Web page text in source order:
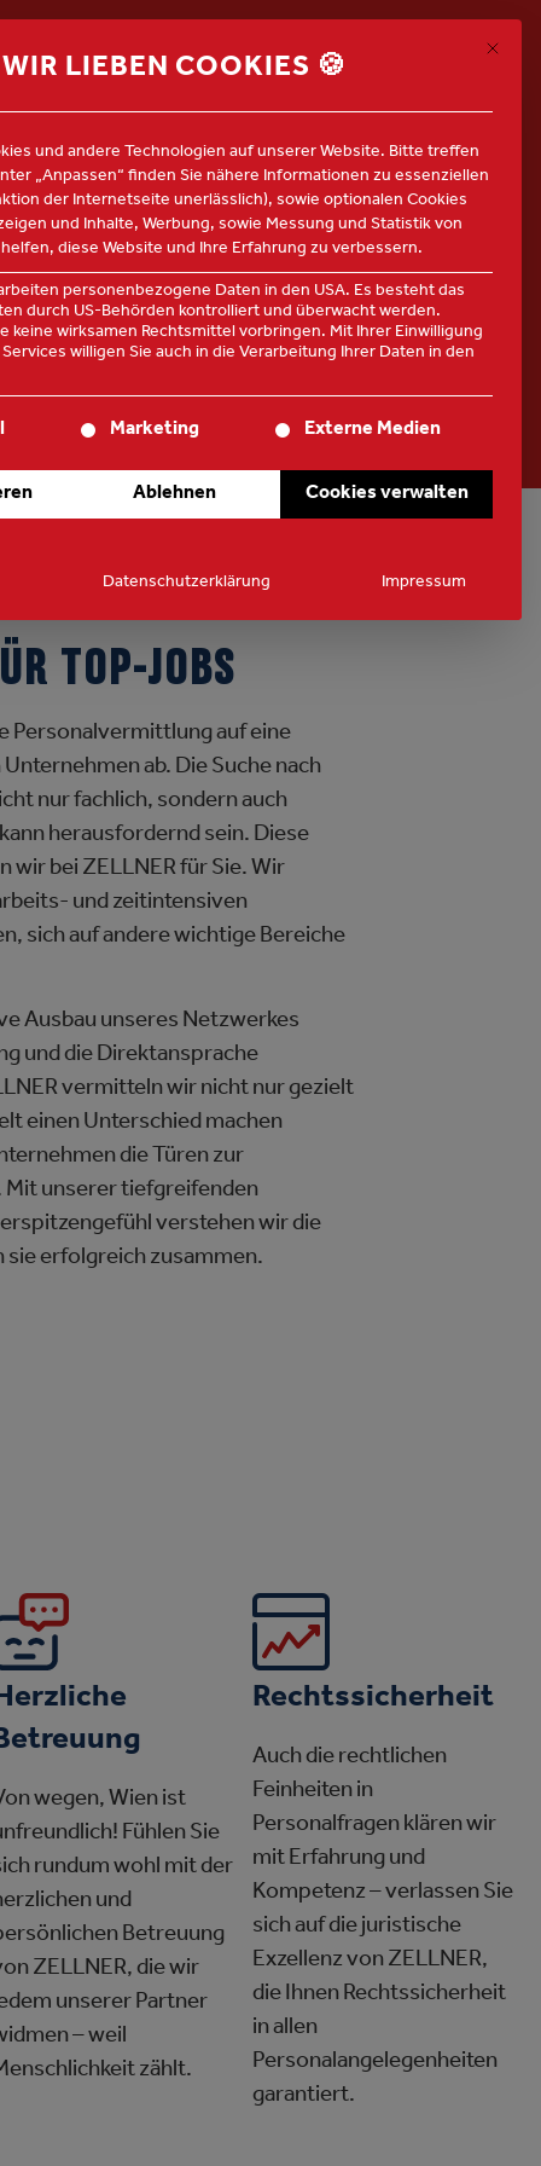
TOP-JOBS
Personalvermittlung auf eine
ab. Die Suche nach
nur fachlich, sondern auch
herausfordernd sein. Diese
bei ZELLNER für Sie. Wir
und zeitintensiven
sich auf andere wichtige Bereiche
Ausbau unseres Netzwerkes
und die Direktansprache
vermitteln wir nicht nur gezielt
einen Unterschied machen
die Türen zur
Mit unserer tiefgreifenden
verstehen wir die
sie erfolgreich zusammen.
wegen, Wien ist
Fühlen Sie
rundum wohl mit der
und
Betreuung
ZELLNER, die wir
unserer Partner
– weil
zählt.
Rechtssicherheit
Auch die rechtlichen
Feinheiten in
Personalfragen klären wir
mit Erfahrung und
Kompetenz – verlassen Sie
sich auf die juristische
Exzellenz von ZELLNER,
die Ihnen Rechtssicherheit
in allen
Personalangelegenheiten
garantiert.
Mit
WIR LIEBEN COOKIES 🍪
und andere Technologien auf unserer Website. Bitte treffen
„Anpassen“ finden Sie nähere Informationen zu essenziellen
der Internetseite unerlässlich), sowie optionalen Cookies
und Inhalte, Werbung, sowie Messung und Statistik von
diese Website und Ihre Erfahrung zu verbessern.
personenbezogene Daten in den USA. Es besteht das
durch US-Behörden kontrolliert und überwacht werden.
keine wirksamen Rechtsmittel vorbringen. Mit Ihrer Einwilligung
willigen Sie auch in die Verarbeitung Ihrer Daten in den
der Service-Gruppen, für die eine Einwilligung erteilt werden
Marketing Externe Medien
Ablehnen Cookies verwalten
Datenschutzerklärung Impressum